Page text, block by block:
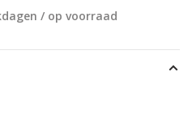
/ op voorraad